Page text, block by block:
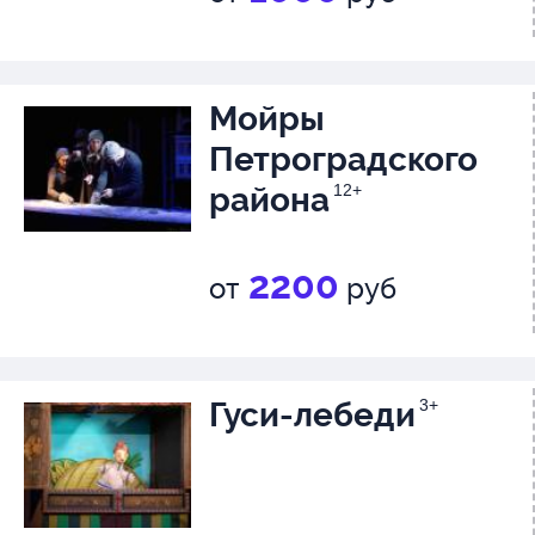
Мойры
Петроградского
района 12+
от 2200 руб
Гуси-лебеди 3+